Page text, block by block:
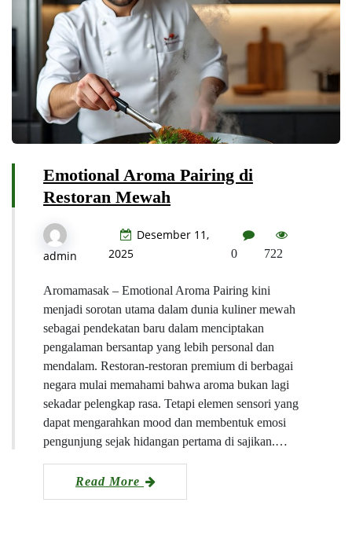
Emotional Aroma Pairing di
Restoran Mewah
admin
Desember 11,
2025
0 722
Aromamasak – Emotional Aroma Pairing kini
menjadi sorotan utama dalam dunia kuliner mewah
sebagai pendekatan baru dalam menciptakan
pengalaman bersantap yang lebih personal dan
mendalam. Restoran-restoran premium di berbagai
negara mulai memahami bahwa aroma bukan lagi
sekadar pelengkap rasa. Tetapi elemen sensori yang
dapat mengarahkan mood dan membentuk emosi
pengunjung sejak hidangan pertama di sajikan.…
Read More